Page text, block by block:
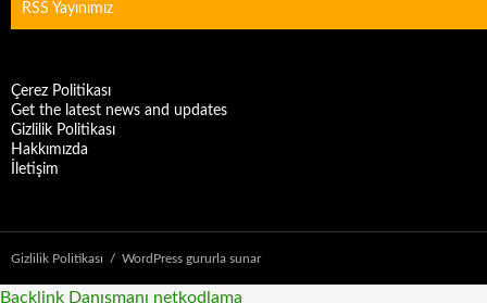
RSS Yayınımız
Çerez Politikası
Get the latest news and updates
Gizlilik Politikası
Hakkımızda
İletişim
Gizlilik Politikası WordPress gururla sunar
Backlink Danışmanı netkodlama